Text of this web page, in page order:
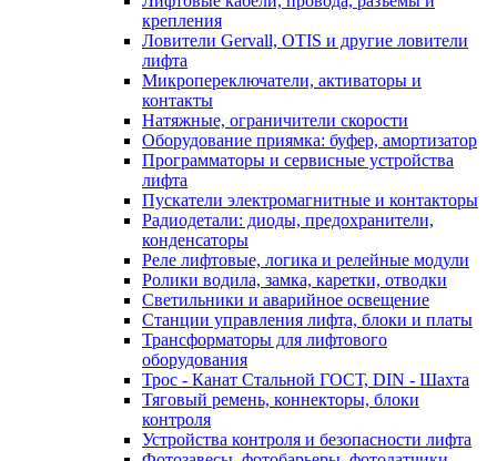
крепления
Ловители Gervall, OTIS и другие ловители
лифта
Микропереключатели, активаторы и
контакты
Натяжные, ограничители скорости
Оборудование приямка: буфер, амортизатор
Программаторы и сервисные устройства
лифта
Пускатели электромагнитные и контакторы
Радиодетали: диоды, предохранители,
конденсаторы
Реле лифтовые, логика и релейные модули
Ролики водила, замка, каретки, отводки
Светильники и аварийное освещение
Станции управления лифта, блоки и платы
Трансформаторы для лифтового
оборудования
Трос - Канат Стальной ГОСТ, DIN - Шахта
Тяговый ремень, коннекторы, блоки
контроля
Устройства контроля и безопасности лифта